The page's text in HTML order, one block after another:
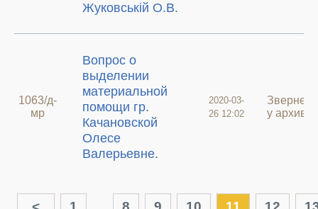
Жуковській О.В.
1063/д-
мр
Вопрос о
выделении
материальной
помощи гр.
Качановской
Олесе
Валерьевне.
2020-03-
26 12:02
у архиві